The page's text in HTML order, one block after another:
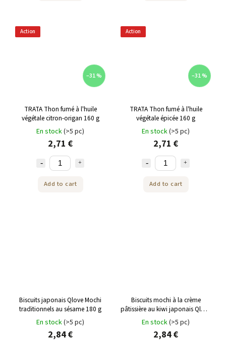
Action
–31 %
TRATA Thon fumé à l'huile
végétale citron-origan 160 g
En stock(>5 pc)
2,71 €
Add to cart
Action
–31 %
TRATA Thon fumé à l'huile
végétale épicée 160 g
En stock(>5 pc)
2,71 €
Add to cart
Biscuits japonais Qlove Mochi
traditionnels au sésame 180 g
En stock(>5 pc)
2,84 €
Biscuits mochi à la crème
pâtissière au kiwi japonais Qlove
168 g
En stock(>5 pc)
2,84 €